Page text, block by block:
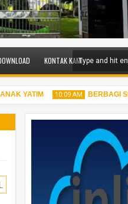
KONTAK KAMI
YATIM 10:09 AM
29 Apr
2026
BERBAGI